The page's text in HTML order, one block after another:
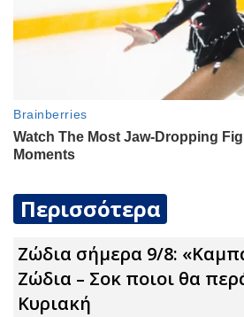
Περισσότερα
Ζώδια σήμερα 9/8:
Zώδια – Σoκ ποιοι θα
Κυριακή